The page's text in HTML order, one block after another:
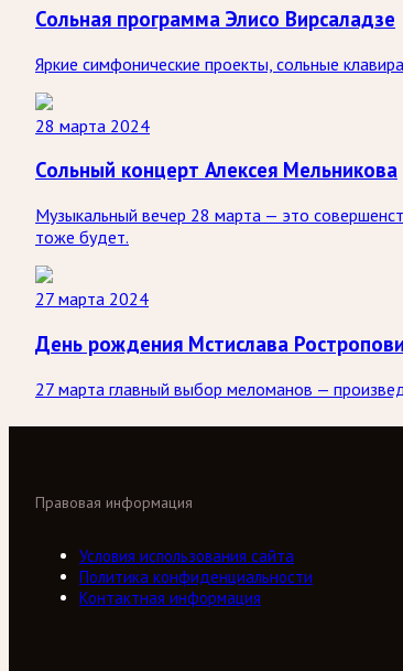
Сольная программа Элисо Вирсаладзе
Яркие симфонические проекты, сольные
28 марта 2024
Сольный концерт Алексея Мельникова
Музыкальный вечер 28 марта — это
тоже будет.
27 марта 2024
День рождения Мстислава
27 марта главный выбор меломанов —
Правовая информация
Условия использования сайта
Политика конфиденциальности
Контактная информация